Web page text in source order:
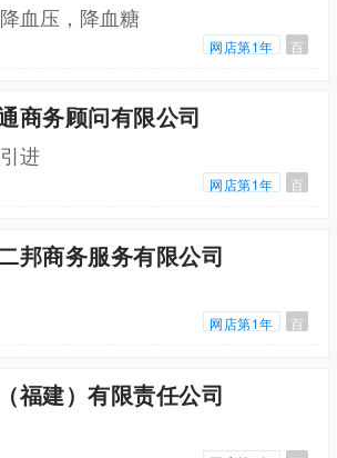
血压，降血糖
网店第1年 百
商务顾问有限公司
进
网店第1年 百
邦商务服务有限公司
网店第1年 百
福建）有限责任公司